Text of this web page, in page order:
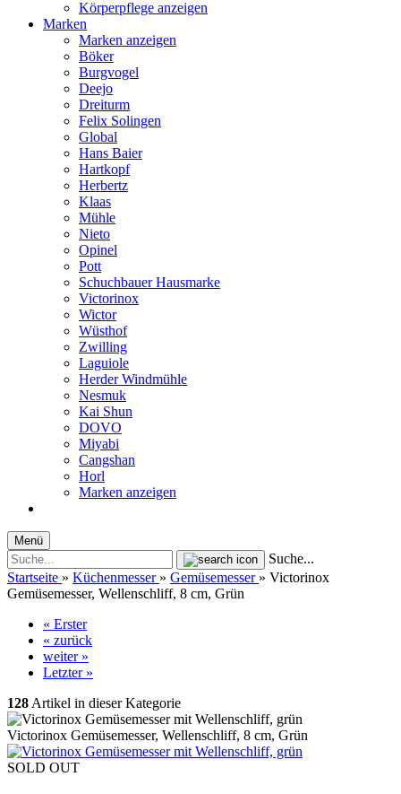
Körperpflege anzeigen
Marken
Marken anzeigen
Böker
Burgvogel
Deejo
Dreiturm
Felix Solingen
Global
Hans Baier
Hartkopf
Herbertz
Klaas
Mühle
Nieto
Opinel
Pott
Schuchbauer Hausmarke
Victorinox
Wictor
Wüsthof
Zwilling
Laguiole
Herder Windmühle
Nesmuk
Kai Shun
DOVO
Miyabi
Cangshan
Horl
Marken anzeigen
Menü
Suche...
Startseite » Küchenmesser » Gemüsemesser » Victorinox
Gemüsemesser, Wellenschliff, 8 cm, Grün
« Erster
« zurück
weiter »
Letzter »
128 Artikel in dieser Kategorie
Victorinox Gemüsemesser, Wellenschliff, 8 cm, Grün
SOLD OUT